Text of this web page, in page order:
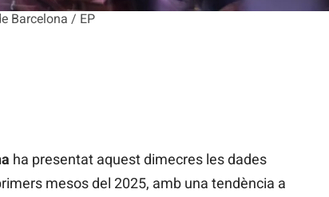
Barcelona / EP
ha presentat aquest dimecres les dades
mesos del 2025, amb una tendència a